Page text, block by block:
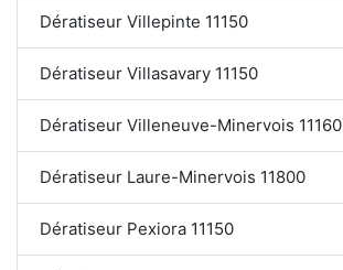
Dératiseur Villepinte 11150
Dératiseur Villasavary 11150
Dératiseur Villeneuve-Minervois 11160
Dératiseur Laure-Minervois 11800
Dératiseur Pexiora 11150